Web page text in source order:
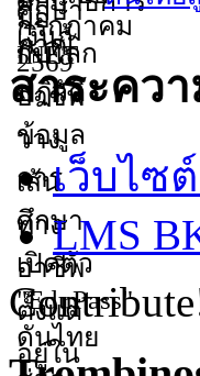
สาระคว
เว็บไซ
LMS